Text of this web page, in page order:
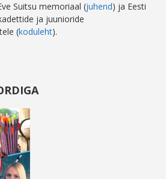
Suitsu memoriaal (juhend) ja Eesti
ja juunioride
(koduleht).